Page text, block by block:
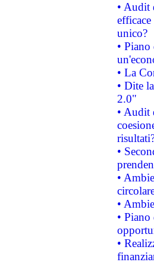
• Audit
unico?
•
• La
• Dite
2.0"
• Audit
•
•
•
•
•